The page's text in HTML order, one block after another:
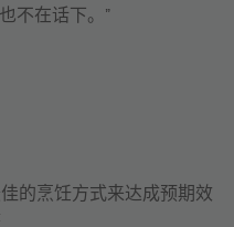
不在话下。”
的烹饪方式来达成预期效